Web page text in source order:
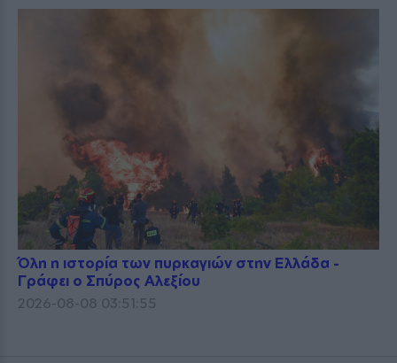
Όλη η ιστορία των πυρκαγιών στην Ελλάδα -
Γράφει ο Σπύρος Αλεξίου
2026-08-08 03:51:55